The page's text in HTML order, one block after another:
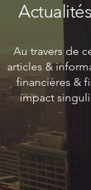
Au travers de
articles &
financières &
impact